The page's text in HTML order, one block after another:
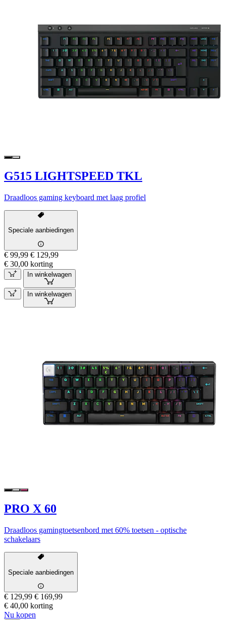
G515 LIGHTSPEED TKL
Draadloos gaming keyboard met laag profiel
Speciale aanbiedingen
€ 99,99 € 129,99
€ 30,00 korting
In winkelwagen
In winkelwagen
PRO X 60
Draadloos gamingtoetsenbord met 60% toetsen - optische
schakelaars
Speciale aanbiedingen
€ 129,99 € 169,99
€ 40,00 korting
Nu kopen